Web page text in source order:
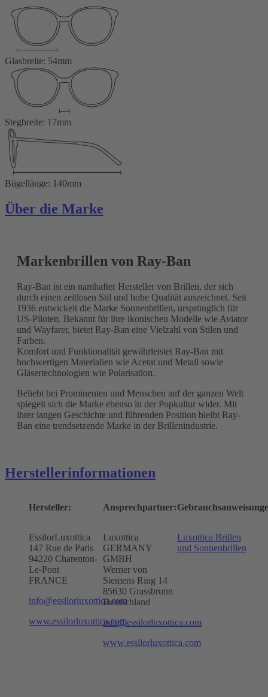
Glasbreite: 54mm
Stegbreite: 17mm
Bügellänge: 140mm
Über die Marke
Markenbrillen von Ray-Ban
Ray-Ban ist ein namhafter Hersteller von Brillen, der sich
durch einen zeitlosen Stil und hohe Qualität auszeichnet. Seit
1936 entwickelt die Marke Sonnenbrillen, ursprünglich für
US-Piloten. Bekannt für ihre ikonischen Modelle wie Aviator
und Wayfarer, bietet Ray-Ban eine Vielzahl von Stilen und
Farben.
Komfort und Funktionalität gewährleistet Ray-Ban mit
hochwertigen Materialien wie Acetat und Metall sowie
Gläsertechnologien wie Polarisation.
Beliebt bei Prominenten und Menschen auf der ganzen Welt
spiegelt sich die Marke ebenso in der Popkultur wider. Mit
ihrer langen Geschichte und führenden Position bleibt Ray-
Ban eine trendsetzende Marke in der Brillenindustrie.
Herstellerinformationen
Hersteller:
EssilorLuxottica
147 Rue de Paris
94220 Charenton-
Le-Pont
FRANCE
info@essilorluxottica.com
www.essilorluxottica.com
Ansprechpartner:
Luxottica
GERMANY
GMBH
Werner von
Siemens Ring 14
85630 Grassbrunn
Deutschland
info@essilorluxottica.com
www.essilorluxottica.com
Luxottica Brillen
und Sonnenbrillen